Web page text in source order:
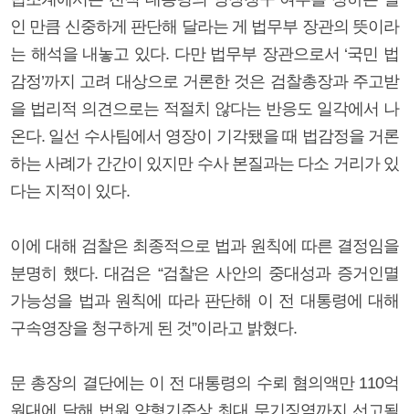
인 만큼 신중하게 판단해 달라는 게 법무부 장관의 뜻이라
는 해석을 내놓고 있다. 다만 법무부 장관으로서 ‘국민 법
감정’까지 고려 대상으로 거론한 것은 검찰총장과 주고받
을 법리적 의견으로는 적절치 않다는 반응도 일각에서 나
온다. 일선 수사팀에서 영장이 기각됐을 때 법감정을 거론
하는 사례가 간간이 있지만 수사 본질과는 다소 거리가 있
다는 지적이 있다.
이에 대해 검찰은 최종적으로 법과 원칙에 따른 결정임을
분명히 했다. 대검은 “검찰은 사안의 중대성과 증거인멸
가능성을 법과 원칙에 따라 판단해 이 전 대통령에 대해
구속영장을 청구하게 된 것”이라고 밝혔다.
문 총장의 결단에는 이 전 대통령의 수뢰 혐의액만 110억
원대에 달해 법원 양형기준상 최대 무기징역까지 선고될